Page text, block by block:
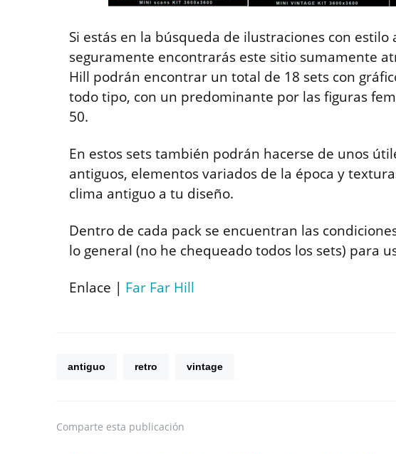
Si estás en la búsqueda de ilustraciones con estilo
seguramente encontrarás este sitio sumamente
Hill podrán encontrar un total de 18 sets con
todo tipo, con un predominante por las figuras
50.
En estos sets también podrán hacerse de unos
antiguos, elementos variados de la época y
clima antiguo a tu diseño.
Dentro de cada pack se encuentran las
lo general (no he chequeado todos los sets) para
Enlace | Far Far Hill
antiguo retro vintage
Comparte esta publicación